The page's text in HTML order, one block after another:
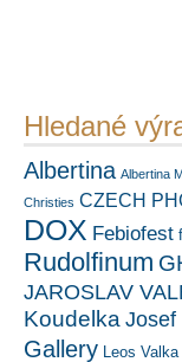
Hledané
Albertina Albertina
Christies CZECH
DOX Febiofest
Rudolfinum
JAROSLAV
Koudelka Josef
Gallery Leos Valka